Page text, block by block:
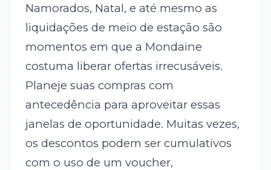
Namorados, Natal, e até mesmo as
liquidações de meio de estação são
momentos em que a Mondaine
costuma liberar ofertas irrecusáveis.
Planeje suas compras com
antecedência para aproveitar essas
janelas de oportunidade. Muitas vezes,
os descontos podem ser cumulativos
com o uso de um voucher,